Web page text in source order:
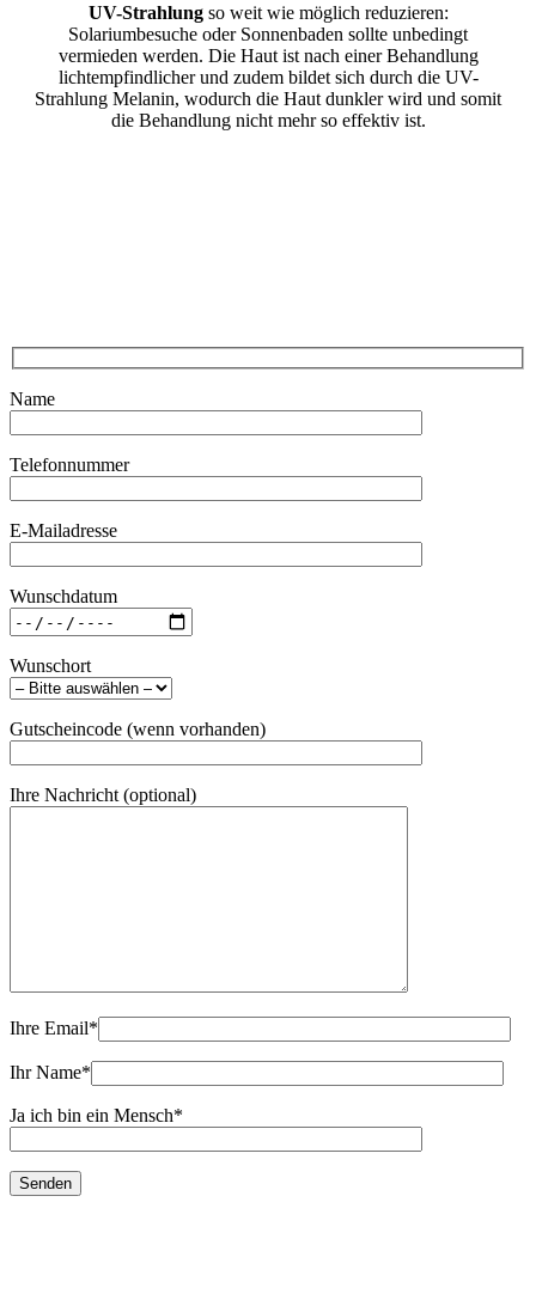
UV-Strahlungso weit wie möglich reduzieren:
Solariumbesuche oder Sonnenbaden sollte unbedingt
vermieden werden. Die Haut ist nach einer Behandlung
lichtempfindlicher und zudem bildet sich durch die UV-
Strahlung Melanin, wodurch die Haut dunkler wird und somit
die Behandlung nicht mehr so effektiv ist.
Name
Telefonnummer
E-Mailadresse
Wunschdatum
Wunschort
Gutscheincode (wenn vorhanden)
Ihre Nachricht (optional)
Ihre Email*
Ihr Name*
Ja ich bin ein Mensch*